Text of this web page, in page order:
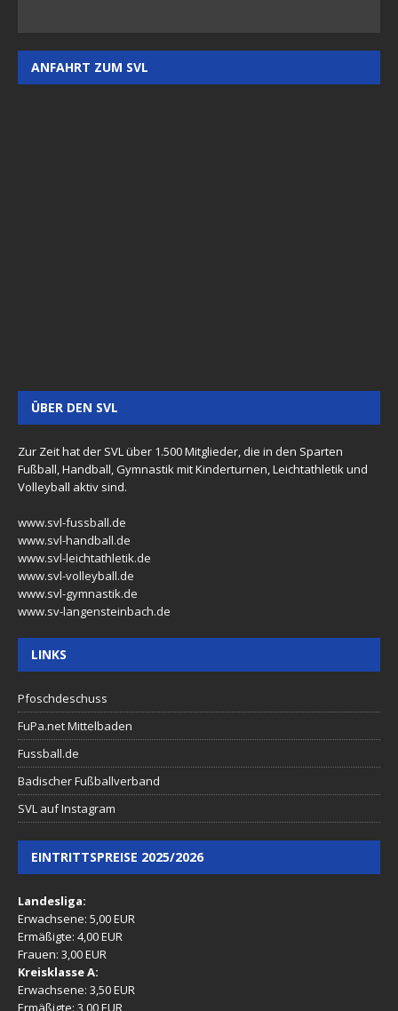
ANFAHRT ZUM SVL
ÜBER DEN SVL
Zur Zeit hat der SVL über 1.500 Mitglieder, die in den Sparten
Fußball, Handball, Gymnastik mit Kinderturnen, Leichtathletik und
Volleyball aktiv sind.
www.svl-fussball.de
www.svl-handball.de
www.svl-leichtathletik.de
www.svl-volleyball.de
www.svl-gymnastik.de
www.sv-langensteinbach.de
LINKS
Pfoschdeschuss
FuPa.net Mittelbaden
Fussball.de
Badischer Fußballverband
SVL auf Instagram
EINTRITTSPREISE 2025/2026
Landesliga:
Erwachsene: 5,00 EUR
Ermäßigte: 4,00 EUR
Frauen: 3,00 EUR
Kreisklasse A:
Erwachsene: 3,50 EUR
Ermäßigte: 3,00 EUR